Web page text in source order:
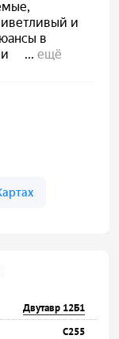
Двутавр 12Б1
С255